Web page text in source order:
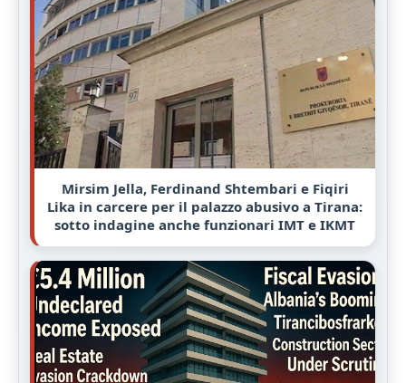
Mirsim Jella, Ferdinand Shtembari e Fiqiri
Lika in carcere per il palazzo abusivo a Tirana:
sotto indagine anche funzionari IMT e IKMT